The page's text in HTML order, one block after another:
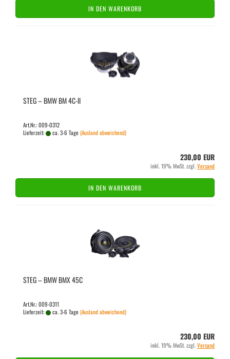
IN DEN WARENKORB
STEG – BMW BM 4C-ll
Art.Nr.: 009-0312
Lieferzeit:
ca. 3-6 Tage(Ausland abweichend)
230,00 EUR
inkl. 19% MwSt. zzgl.Versand
IN DEN WARENKORB
STEG – BMW BMX 45C
Art.Nr.: 009-0311
Lieferzeit:
ca. 3-6 Tage(Ausland abweichend)
230,00 EUR
inkl. 19% MwSt. zzgl.Versand